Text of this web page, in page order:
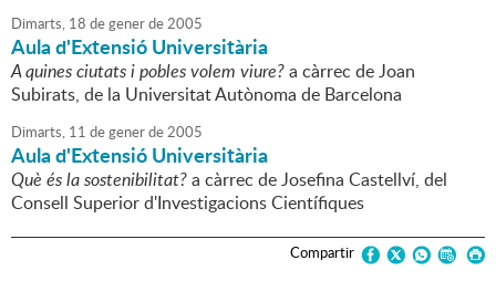
Dimarts, 18 degenerde2005
Aula d'Extensió Universitària
A quines ciutats i pobles volem viure?a càrrec de Joan
Subirats, de la Universitat Autònoma de Barcelona
Dimarts, 11 degenerde2005
Aula d'Extensió Universitària
Què és la sostenibilitat?a càrrec de Josefina Castellví, del
Consell Superior d'Investigacions Científiques
Compartir